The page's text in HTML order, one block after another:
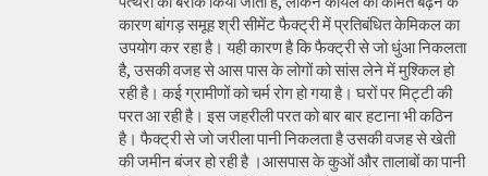
कारण बांगड़ समूह श्री सीमेंट फैक्ट्री में प्रतिबंधित केमिकल का
उपयोग कर रहा है। यही कारण है कि फैक्ट्री से जो धुंआ निकलता
है, उसकी वजह से आस पास के लोगों को सांस लेने में मुश्किल हो
रही है। कई ग्रामीणों को चर्म रोग हो गया है। घरों पर मिट्टी की
परत आ रही है। इस जहरीली परत को बार बार हटाना भी कठिन
है। फैक्ट्री से जो जरीला पानी निकलता है उसकी वजह से खेती
की जमीन बंजर हो रही है ।आसपास के कुओं और तालाबों का पानी